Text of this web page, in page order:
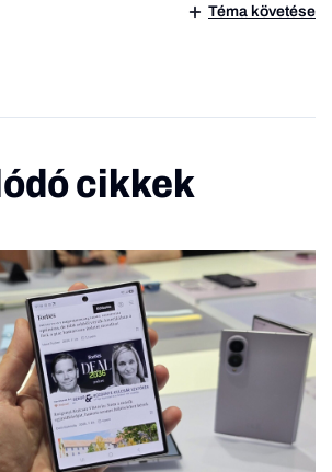
Téma követése
cikkek